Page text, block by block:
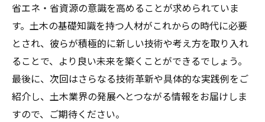
省エネ・省資源の意識を高めることが求められていま
す。土木の基礎知識を持つ人材がこれからの時代に必要
とされ、彼らが積極的に新しい技術や考え方を取り入れ
ることで、より良い未来を築くことができるでしょう。
最後に、次回はさらなる技術革新や具体的な実践例をご
紹介し、土木業界の発展へとつながる情報をお届けしま
すので、ご期待ください。